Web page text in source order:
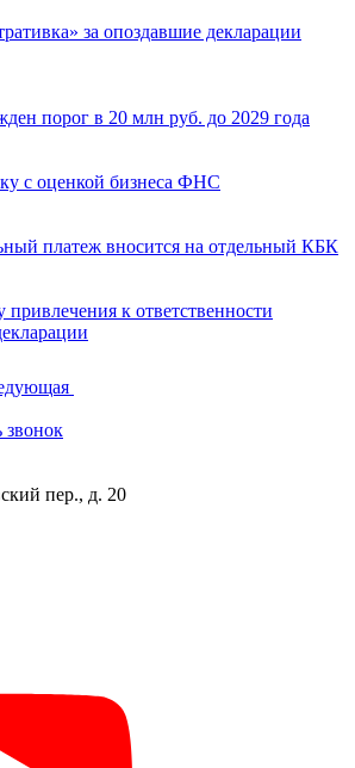
за опоздавшие декларации
порог в 20 млн руб. до 2029 года
с оценкой бизнеса ФНС
платеж вносится на отдельный КБК
к ответственности
звонок
пер., д. 20